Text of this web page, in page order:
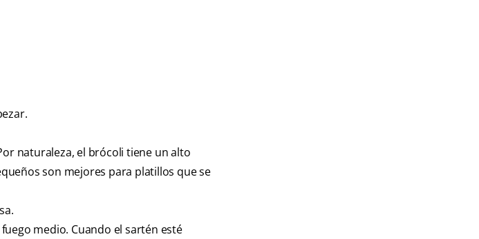
naturaleza, el brócoli tiene un alto
son mejores para platillos que se
medio. Cuando el sartén esté